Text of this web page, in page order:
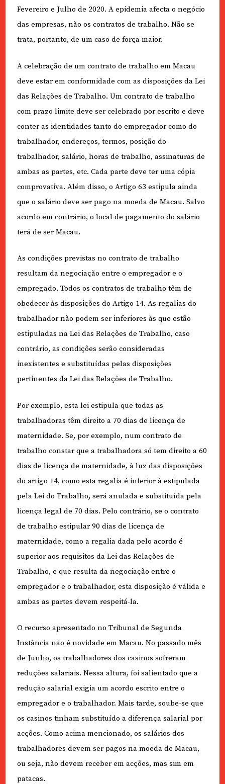
Fevereiro e Julho de 2020. A epidemia afecta o negócio
das empresas, não os contratos de trabalho. Não se
trata, portanto, de um caso de força maior.
A celebração de um contrato de trabalho em Macau
deve estar em conformidade com as disposições da Lei
das Relações de Trabalho. Um contrato de trabalho
com prazo limite deve ser celebrado por escrito e deve
conter as identidades tanto do empregador como do
trabalhador, endereços, termos, posição do
trabalhador, salário, horas de trabalho, assinaturas de
ambas as partes, etc. Cada parte deve ter uma cópia
comprovativa. Além disso, o Artigo 63 estipula ainda
que o salário deve ser pago na moeda de Macau. Salvo
acordo em contrário, o local de pagamento do salário
terá de ser Macau.
As condições previstas no contrato de trabalho
resultam da negociação entre o empregador e o
empregado. Todos os contratos de trabalho têm de
obedecer às disposições do Artigo 14. As regalias do
trabalhador não podem ser inferiores às que estão
estipuladas na Lei das Relações de Trabalho, caso
contrário, as condições serão consideradas
inexistentes e substituídas pelas disposições
pertinentes da Lei das Relações de Trabalho.
Por exemplo, esta lei estipula que todas as
trabalhadoras têm direito a 70 dias de licença de
maternidade. Se, por exemplo, num contrato de
trabalho constar que a trabalhadora só tem direito a 60
dias de licença de maternidade, à luz das disposições
do artigo 14, como esta regalia é inferior à estipulada
pela Lei do Trabalho, será anulada e substituída pela
licença legal de 70 dias. Pelo contrário, se o contrato
de trabalho estipular 90 dias de licença de
maternidade, como a regalia dada pelo acordo é
superior aos requisitos da Lei das Relações de
Trabalho, e que resulta da negociação entre o
empregador e o trabalhador, esta disposição é válida e
ambas as partes devem respeitá-la.
O recurso apresentado no Tribunal de Segunda
Instância não é novidade em Macau. No passado mês
de Junho, os trabalhadores dos casinos sofreram
reduções salariais. Nessa altura, foi salientado que a
redução salarial exigia um acordo escrito entre o
empregador e o trabalhador. Mais tarde, soube-se que
os casinos tinham substituído a diferença salarial por
acções. Como acima mencionado, os salários dos
trabalhadores devem ser pagos na moeda de Macau,
ou seja, não devem receber em acções, mas sim em
patacas.